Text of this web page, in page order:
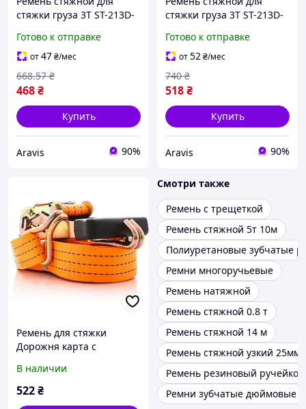
стяжки груза 3Т ST-213D-
Готово к отправке
от47₴/мес
468₴
668.57 ₴
Купить
Aravis 90%
стяжки груза 3Т ST-213D-
Готово к отправке
от52₴/мес
518₴
740 ₴
Купить
Aravis 90%
Ремень для стяжки
Дорожня карта с
3т 50мм х 8м (DK-3903)
(163905)
В наличии
522₴
Смотри также
Ремень с трещеткой
Ремень стяжной 5т 10м
Полиуретановые зубчатые
Ремни многоручьевые
Ремень натяжной
Ремень стяжной 0.8 т
Ремень стяжной 14 м
Ремень стяжной узкий 25мм
Ремень резиновый
Ремни зубчатые дюймовые